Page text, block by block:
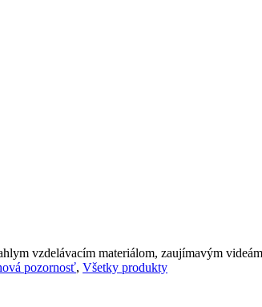
vzdelávacím materiálom, zaujímavým
pozornosť, Všetky produkty